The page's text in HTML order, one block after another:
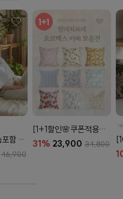
[감동후기💕] 솜포함 삼각 프리미엄 탄탄 등쿠션 (26color)
46,900
[1+1할인🌸쿠폰적용X] 오코텍스 플라워 라이프 패턴 20종
31% 23,900 34,800